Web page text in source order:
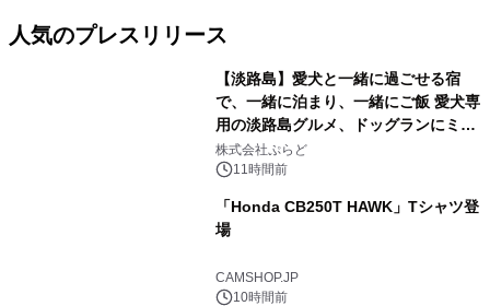
人気のプレスリリース
【淡路島】愛犬と一緒に過ごせる宿
で、一緒に泊まり、一緒にご飯 愛犬専
用の淡路島グルメ、ドッグランにミニ
プール グランピングとトレーラーハウ
スの2施設で
株式会社ぷらど
11時間前
「Honda CB250T HAWK」Tシャツ登
場
CAMSHOP.JP
10時間前